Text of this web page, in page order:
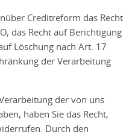
Creditreform das Recht
das Recht auf Berichtigung
Löschung nach Art. 17
der Verarbeitung
der von uns
haben Sie das Recht,
Durch den